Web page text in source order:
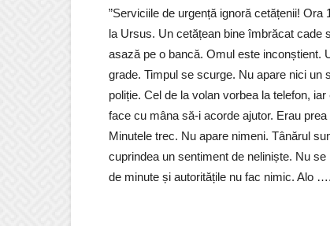
”Serviciile de urgență ignoră cetățenii!
la Ursus. Un cetățean bine îmbrăcat cade
asază pe o bancă. Omul este inconștient.
grade. Timpul se scurge. Nu apare nici un
poliție. Cel de la volan vorbea la telefon,
face cu mâna să-i acorde ajutor. Erau
Minutele trec. Nu apare nimeni. Tânărul
cuprindea un sentiment de neliniște. Nu
de minute și autoritățile nu fac nimic. Alo